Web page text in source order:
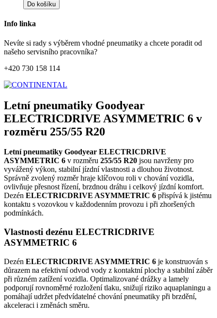
Do košíku
Info linka
Nevíte si rady s výběrem vhodné pneumatiky a chcete poradit od
našeho servisního pracovníka?
+420 730 158 114
Letní pneumatiky Goodyear
ELECTRICDRIVE ASYMMETRIC 6 v
rozměru 255/55 R20
Letní pneumatiky Goodyear ELECTRICDRIVE
ASYMMETRIC 6 v rozměru 255/55 R20 jsou navrženy pro
vyvážený výkon, stabilní jízdní vlastnosti a dlouhou životnost.
Správně zvolený rozměr hraje klíčovou roli v chování vozidla,
ovlivňuje přesnost řízení, brzdnou dráhu i celkový jízdní komfort.
Dezén ELECTRICDRIVE ASYMMETRIC 6 přispívá k jistému
kontaktu s vozovkou v každodenním provozu i při zhoršených
podmínkách.
Vlastnosti dezénu ELECTRICDRIVE
ASYMMETRIC 6
Dezén ELECTRICDRIVE ASYMMETRIC 6 je konstruován s
důrazem na efektivní odvod vody z kontaktní plochy a stabilní záběr
při různém zatížení vozidla. Optimalizované drážky a lamely
podporují rovnoměrné rozložení tlaku, snižují riziko aquaplaningu a
pomáhají udržet předvídatelné chování pneumatiky při brzdění,
akceleraci i změnách směru.